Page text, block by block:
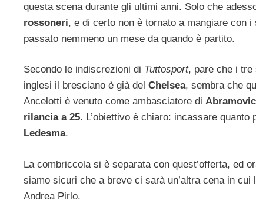
questa scena durante gli ultimi anni. Solo che
rossoneri, e di certo non è tornato a mangiare con
passato nemmeno un mese da quando è partito.
Secondo le indiscrezioni di Tuttosport, pare che i tre
inglesi il bresciano è già del Chelsea, sembra che
Ancelotti è venuto come ambasciatore di
rilancia a 25. L’obiettivo è chiaro: incassare
Ledesma.
La combriccola si è separata con quest’offerta, ed
siamo sicuri che a breve ci sarà un’altra cena in
Andrea Pirlo.